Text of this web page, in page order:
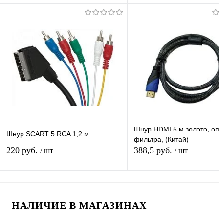
Купить в 1 клик К сравнению
В избранное В наличии
Купить в 1 клик К
В избранное
Шнур SCART 5 RCA 1,2 м
220 руб. / шт
Шнур HDMI 5 м золото,
фильтра, (Китай)
388,5 руб. / шт
НАЛИЧИЕ В МАГАЗИНАХ